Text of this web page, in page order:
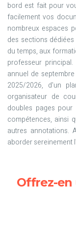
bord est fait pour
facilement vos
nombreux espaces
des sections
du temps, aux
professeur
annuel de
2025/2026, d'un
organisateur de
doubles pages
compétences, ainsi
autres annotations.
aborder sereinement
Offrez-en